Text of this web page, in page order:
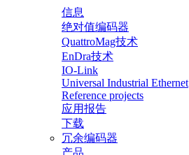
信息
绝对值编码器
QuattroMag技术
EnDra技术
IO-Link
Universal Industrial Ethernet
Reference projects
应用报告
下载
冗余编码器
产品